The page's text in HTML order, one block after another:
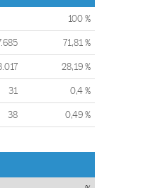
100 %
71,81 %
28,19 %
31 0,4 %
38 0,49 %